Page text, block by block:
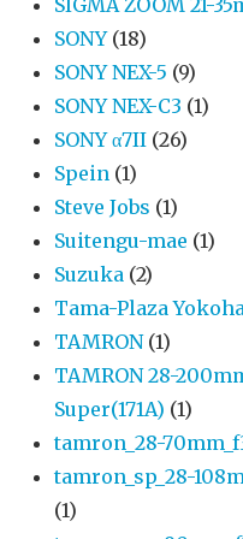
SONY (18)
SONY NEX-5 (9)
SONY NEX-C3 (1)
SONY α7II (26)
Spein (1)
Steve Jobs (1)
Suitengu-mae (1)
Suzuka (2)
Tama-Plaza
TAMRON (1)
TAMRON 28-
Super(171A) (1)
tamron_28-
tamron_sp_28-
(1)